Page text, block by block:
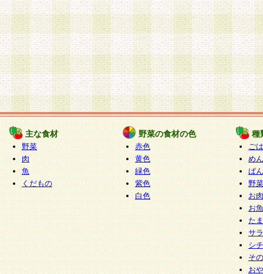
主な食材
野菜
肉
魚
くだもの
野菜の食材の色
赤色
黄色
緑色
紫色
白色
種
ご
めん
ぱん
野
お
お
た
サ
シ
そ
お